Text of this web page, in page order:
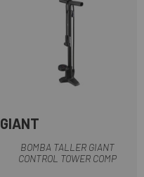
GIANT
BOMBA TALLER GIANT
CONTROL TOWER COMP